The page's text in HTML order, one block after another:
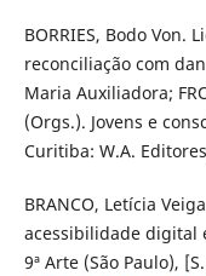
BORRIES, Bodo
reconciliação com
Maria Auxiliadora;
(Orgs.). Jovens e
Curitiba: W.A.
BRANCO, Letícia
acessibilidade digital
9ª Arte (São Paulo),